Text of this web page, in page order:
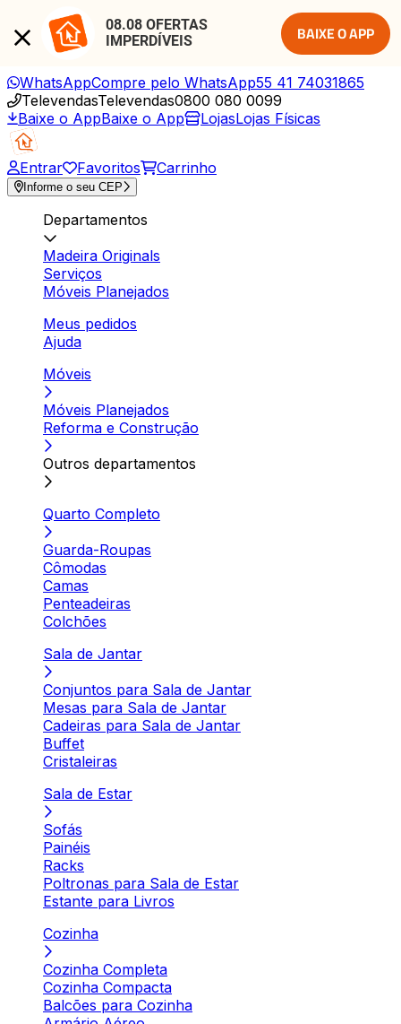
08.08 OFERTAS
IMPERDÍVEIS
BAIXE O APP
WhatsAppCompre pelo WhatsApp55 41 74031865
TelevendasTelevendas0800 080 0099
Baixe o AppBaixe o App LojasLojas Físicas
Entrar Favoritos Carrinho
Informe o seu CEP
Departamentos
Madeira Originals
Serviços
Móveis Planejados
Meus pedidos
Ajuda
Móveis
Móveis Planejados
Reforma e Construção
Outros departamentos
Quarto Completo
Guarda-Roupas
Cômodas
Camas
Penteadeiras
Colchões
Sala de Jantar
Conjuntos para Sala de Jantar
Mesas para Sala de Jantar
Cadeiras para Sala de Jantar
Buffet
Cristaleiras
Sala de Estar
Sofás
Painéis
Racks
Poltronas para Sala de Estar
Estante para Livros
Cozinha
Cozinha Completa
Cozinha Compacta
Balcões para Cozinha